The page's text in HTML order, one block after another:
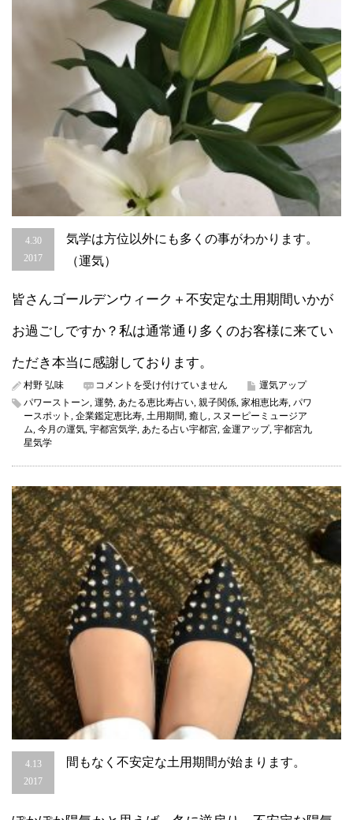
す
か
い）
は
4.30
2017
気学は方位以外にも多くの事がわかります。
（運気）
皆さんゴールデンウィーク＋不安定な土用期間いかが
お過ごしですか？私は通常通り多くのお客様に来てい
ただき本当に感謝しております。
村野 弘味
気
学
は
方
外
も
多
く
の
事
が
わ
か
り
ま
す。
コメントを受け付けていません
運気アップ
パワーストーン, 運勢, あたる恵比寿占い, 親子関係, 家相恵比寿, パワ
ースポット , 企業鑑定恵比寿, 土用期間, 癒し, スヌーピーミュージア
ム, 今月の運気, 宇都宮気学, あたる占い宇都宮, 金運アップ, 宇都宮九
星気学
4.13
2017
間もなく不安定な土用期間が始まります。